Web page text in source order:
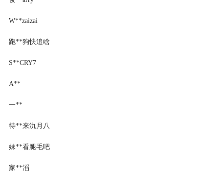
W**zaizai
跑**狗快追啥
S**CRY7
A**
一**
待**来氿月八
妹**看腿毛吧
家**滔